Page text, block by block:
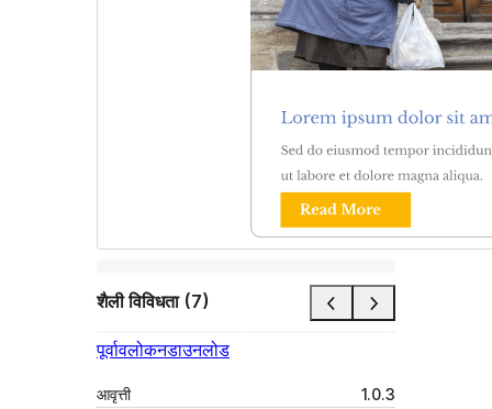
शैली विविधता (7)
पूर्वावलोकनडाउनलोड
आवृत्ती
1.0.3